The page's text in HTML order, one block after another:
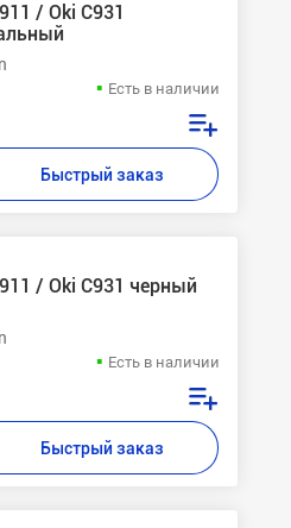
/ Oki C931
Есть в наличии
Быстрый заказ
/ Oki C931 черный
Есть в наличии
Быстрый заказ